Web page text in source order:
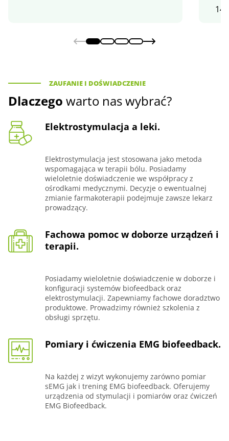
ZAUFANIE I DOŚWIADCZENIE
Dlaczego warto nas wybrać?
Elektrostymulacja a leki.
Elektrostymulacja jest stosowana jako metoda
wspomagająca w terapii bólu. Posiadamy
wieloletnie doświadczenie we współpracy z
ośrodkami medycznymi. Decyzje o ewentualnej
zmianie farmakoterapii podejmuje zawsze lekarz
prowadzący.
Fachowa pomoc w doborze urządzeń i
terapii.
Posiadamy wieloletnie doświadczenie w doborze i
konfiguracji systemów biofeedback oraz
elektrostymulacji. Zapewniamy fachowe doradztwo
produktowe. Prowadzimy również szkolenia z
obsługi sprzętu.
Pomiary i ćwiczenia EMG biofeedback.
Na każdej z wizyt wykonujemy zarówno pomiar
sEMG jak i trening EMG biofeedback. Oferujemy
urządzenia od stymulacji i pomiarów oraz ćwiczeń
EMG Biofeedback.